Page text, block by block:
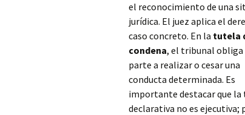
el reconocimiento de una
jurídica. El juez aplica el
caso concreto. En la tutela
condena, el tribunal obliga
parte a realizar o cesar una
conducta determinada. Es
importante destacar que
declarativa no es ejecutiva;